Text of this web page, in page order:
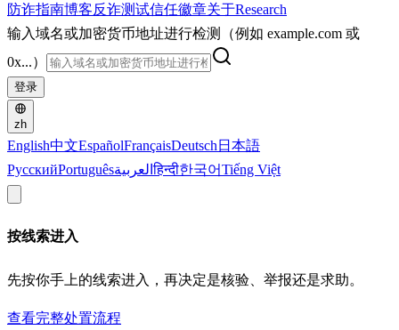
防诈指南博客反诈测试信任徽章关于Research
输入域名或加密货币地址进行检测（例如 example.com 或
0x...）
登录
zh
English中文EspañolFrançaisDeutsch 日本語
РусскийPortuguêsالعربيةहिन्दी한국어Tiếng Việt
按线索进入
先按你手上的线索进入，再决定是核验、举报还是求助。
查看完整处置流程